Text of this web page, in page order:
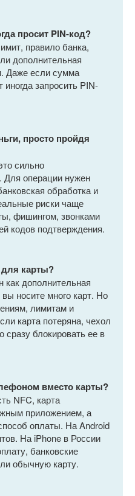
просит PIN-код?
правило банка,
дополнительная
Даже если сумма
запросить PIN-
просто пройдя
сильно
Для операции нужен
обработка и
риски чаще
фишингом, звонками
кодов подтверждения.
карты?
дополнительная
носите много карт. Но
лимитам и
карта потеряна, чехол
блокировать ее в
вместо карты?
NFC, карта
приложением, а
оплаты. На Android
На iPhone в России
банковские
обычную карту.